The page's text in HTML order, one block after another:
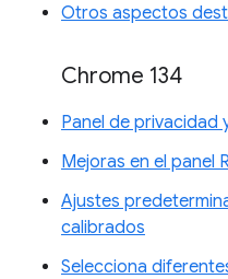
Otros aspectos
Chrome 134
Panel de privacidad
Mejoras en el panel
Ajustes
calibrados
Selecciona